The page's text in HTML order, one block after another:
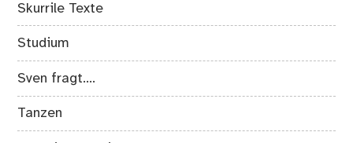
Skurrile Texte
Studium
Sven fragt….
Tanzen